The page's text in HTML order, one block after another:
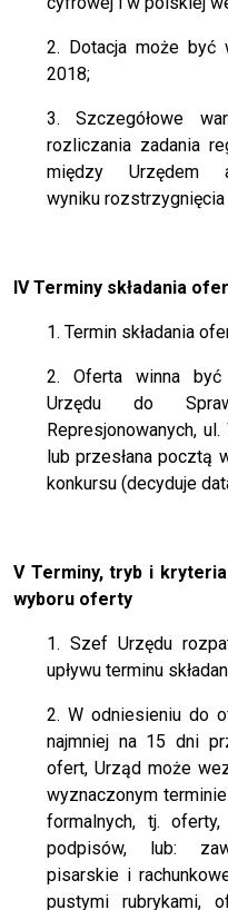
2. Dotacja może być
2018;
3. Szczegółowe
rozliczania zadania
między Urzędem
wyniku
IV Terminy składania
1. Termin składania
2. Oferta winna być
Urzędu do
Represjonowanych,
lub przesłana pocztą
konkursu (decyduje
V Terminy, tryb i
wyboru oferty
1. Szef Urzędu
upływu terminu
2. W odniesieniu do
najmniej na 15 dni
ofert, Urząd może
wyznaczonym
formalnych, tj.
podpisów, lub:
pisarskie i
pustymi rubrykami,